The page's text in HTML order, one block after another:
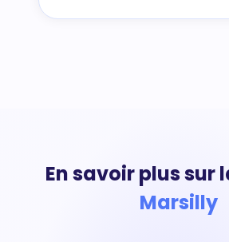
En savoir plus sur
Marsilly